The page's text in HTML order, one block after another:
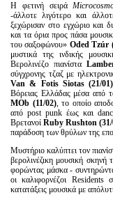
Η φετινή σειρά
-άλλοτε λιγότερο και
ξεχώρισαν στο εγχώριο και
και τα όρια προς πάσα
του σαξοφώνου» Oded Tzúr
μυστικά της ινδικής
Βερολινέζο πιανίστα
σύγχρονης τζαζ με
Van & Fotis Siotas (21/01)
Βόρειας Ελλάδας μέσα από
MOb (11/02), το οποίο
από post punk έως και
ΒρετανοίRuby Rushton
παράδοση των θρύλων της
Μυστήριο καλύπτει τον
βερολινέζικη μουσική σκηνή
φορώντας μάσκα -
οι καλιφορνέζοι
κατατάξεις μουσικά με